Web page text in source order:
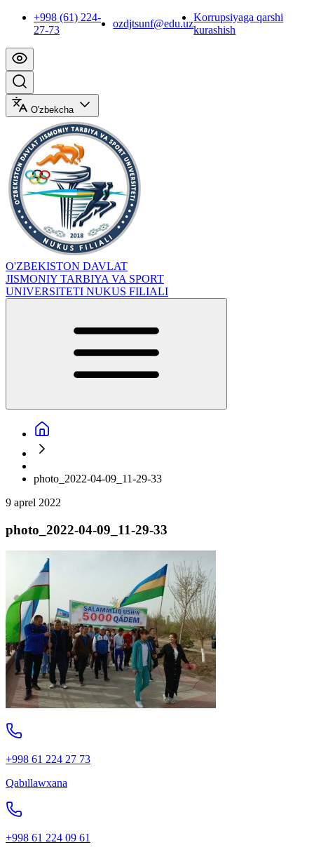
+998 (61) 224-
27-73
ozdjtsunf@edu.uz
Korrupsiyaga qarshi
kurashish
O'zbekcha
O'ZBEKISTON DAVLAT
JISMONIY TARBIYA VA SPORT
UNIVERSITETI NUKUS FILIALI
photo_2022-04-09_11-29-33
9 aprel 2022
photo_2022-04-09_11-29-33
+998 61 224 27 73
Qabıllawxana
+998 61 224 09 61